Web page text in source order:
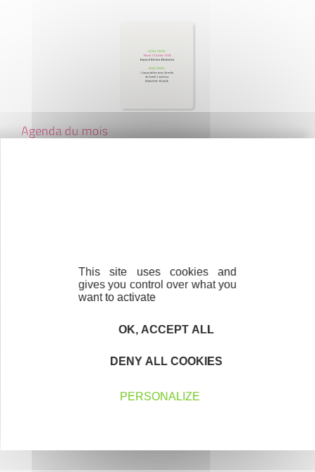
Agenda du mois
Initiative Bellegarde - Pays de Gex
en quelques chiffres
entreprises soutenues
This site uses cookies and
gives you control over what you
want to activate
OK, ACCEPT ALL
DENY ALL COOKIES
PERSONALIZE